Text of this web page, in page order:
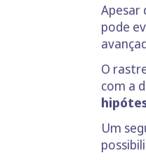
Apesar
pode
O
com a
Um